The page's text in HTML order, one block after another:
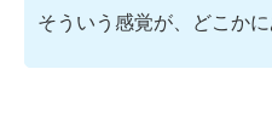
そういう感覚が、どこか